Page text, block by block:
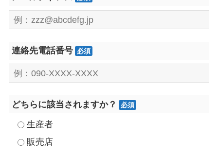
連絡先電話番号 必須
どちらに該当されますか？ 必須
生産者
販売店